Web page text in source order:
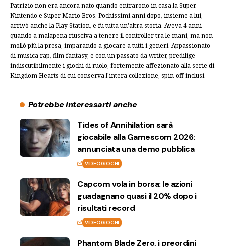
Patrizio non era ancora nato quando entrarono in casa la Super
Nintendo e Super Mario Bros. Pochissimi anni dopo, insieme a lui,
arrivò anche la Play Station, e fu tutta un'altra storia. Aveva 4 anni
quando a malapena riusciva a tenere il controller tra le mani, ma non
mollò più la presa, imparando a giocare a tutti i generi. Appassionato
di musica rap, film fantasy, e con un passato da writer, predilige
indiscutibilmente i giochi di ruolo, fortemente affezionato alla serie di
Kingdom Hearts di cui conserva l'intera collezione, spin-off inclusi.
Potrebbe interessarti anche
Tides of Annihilation sarà
giocabile alla Gamescom 2026:
annunciata una demo pubblica
VIDEOGIOCHI
Capcom vola in borsa: le azioni
guadagnano quasi il 20% dopo i
risultati record
VIDEOGIOCHI
Phantom Blade Zero, i preordini